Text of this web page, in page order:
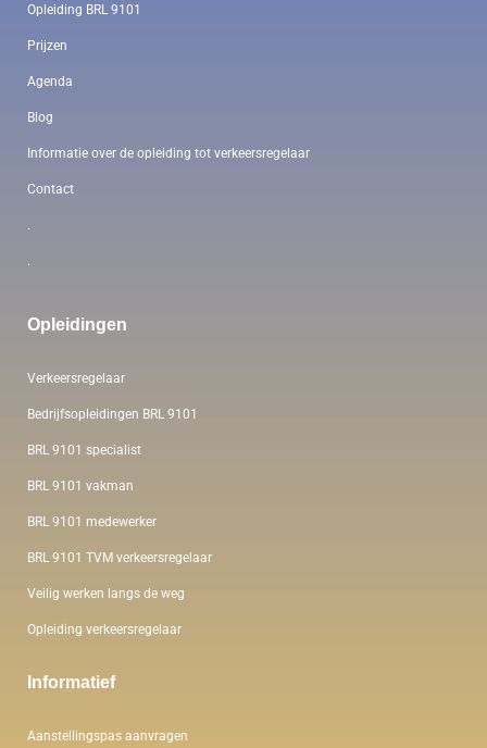
Opleiding BRL 9101
Prijzen
Agenda
Blog
Informatie over de opleiding tot verkeersregelaar
Contact
Opleidingen
Verkeersregelaar
Bedrijfsopleidingen BRL 9101
BRL 9101 specialist
BRL 9101 vakman
BRL 9101 medewerker
BRL 9101 TVM verkeersregelaar
Veilig werken langs de weg
Opleiding verkeersregelaar
Informatief
Aanstellingspas aanvragen